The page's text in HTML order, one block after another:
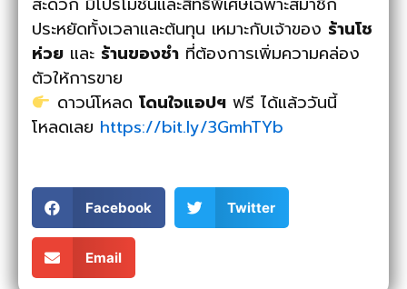
ประหยัดทั้งเวลาและต้นทุน เหมาะกับเจ้าของ ร้านโช
ห่วย และ ร้านของชำ ที่ต้องการเพิ่มความคล่อง
ตัวให้การขาย
ดาวน์โหลด โดนใจแอปฯฟรี ได้แล้ววันนี้
โหลดเลย https://bit.ly/3GmhTYb
Facebook Twitter
Email